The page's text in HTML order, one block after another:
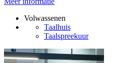
Volwassenen
Taalhuis
Taalspreekuur